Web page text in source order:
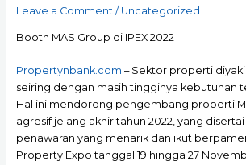
Leave a Comment / Uncategorized
Booth MAS Group di IPEX 2022
Propertynbank.com – Sektor properti
seiring dengan masih tingginya kebutuhan
Hal ini mendorong pengembang properti
agresif jelang akhir tahun 2022, yang
penawaran yang menarik dan ikut
Property Expo tanggal 19 hingga 27